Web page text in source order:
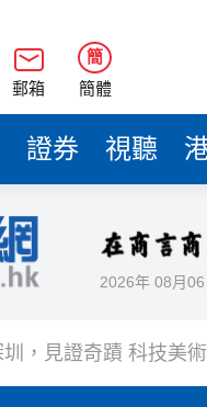
郵箱
簡
簡體
證券 視聽
2026年 08月06
相約深圳，